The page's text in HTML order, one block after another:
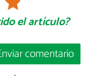
el artículo?
comentario